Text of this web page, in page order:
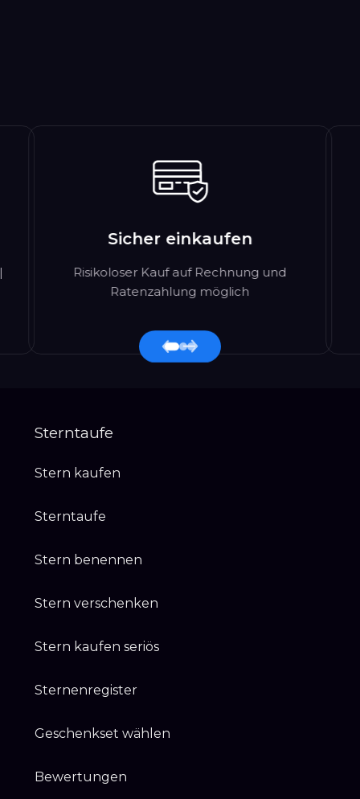
Sicher einkaufen
Risikoloser Kauf auf Rechnung und
Ratenzahlung möglich
Sterntaufe
Stern kaufen
Sterntaufe
Stern benennen
Stern verschenken
Stern kaufen seriös
Sternenregister
Geschenkset wählen
Bewertungen